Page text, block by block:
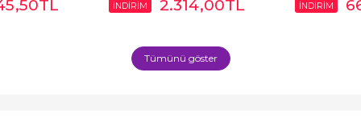
,50TL İNDİRİM 2.314,00TL İNDİRİM
Tümünü göster